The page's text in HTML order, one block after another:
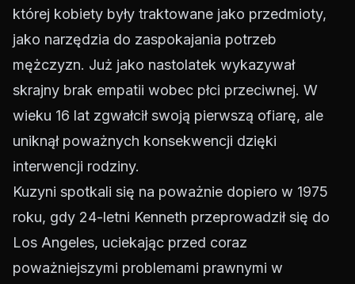
której kobiety były traktowane jako przedmioty,
jako narzędzia do zaspokajania potrzeb
mężczyzn. Już jako nastolatek wykazywał
skrajny brak empatii wobec płci przeciwnej. W
wieku 16 lat zgwałcił swoją pierwszą ofiarę, ale
uniknął poważnych konsekwencji dzięki
interwencji rodziny.
Kuzyni spotkali się na poważnie dopiero w 1975
roku, gdy 24-letni Kenneth przeprowadził się do
Los Angeles, uciekając przed coraz
poważniejszymi problemami prawnymi w